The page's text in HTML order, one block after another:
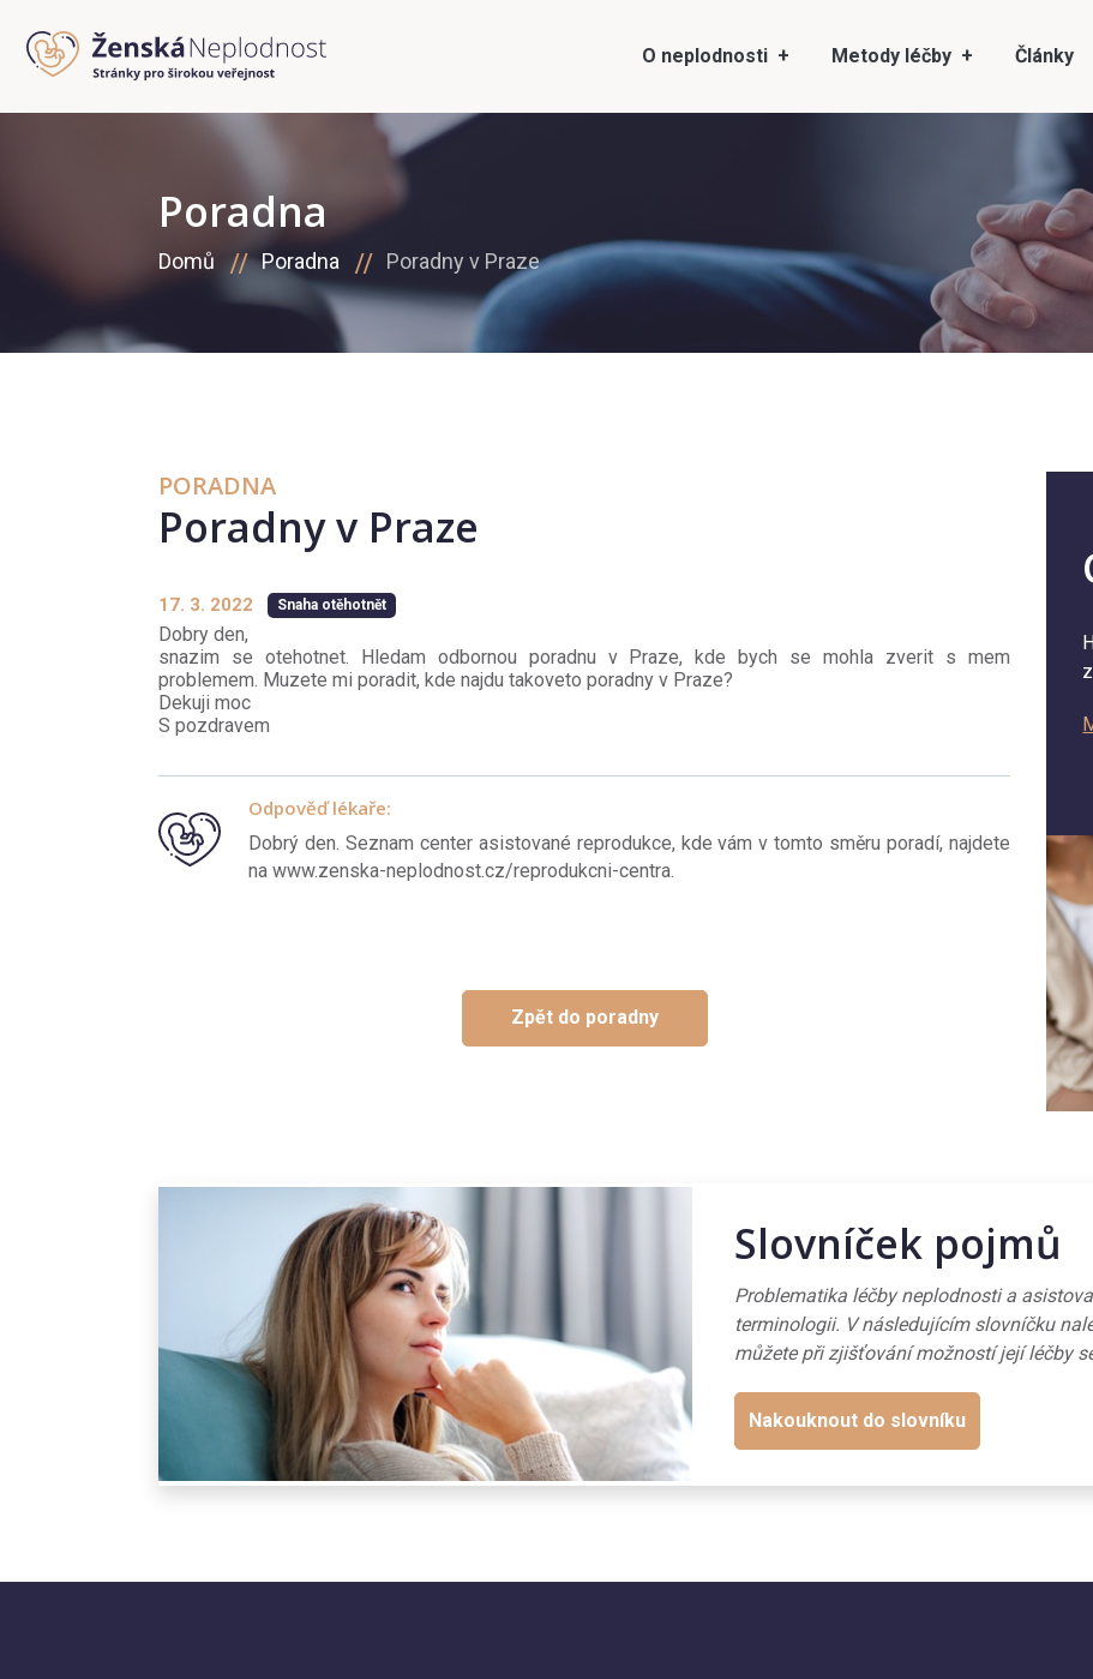
O neplodnosti Metody léčby Články
Poradna
Domů Poradna Poradny v Praze
PORADNA
Poradny v Praze
17. 3. 2022 Snaha otěhotnět
Dobry den,
snazim se otehotnet. Hledam odbornou poradnu v Praze, kde bych se mohla zverit s mem
problemem. Muzete mi poradit, kde najdu takoveto poradny v Praze?
Dekuji moc
S pozdravem
Odpověď lékaře:
Dobrý den. Seznam center asistované reprodukce, kde vám v tomto směru poradí, najdete
na www.zenska-neplodnost.cz/reprodukcni-centra.
Zpět do poradny
Slovníček pojmů
Problematika léčby neplodnosti a
terminologii. V následujícím slovníčku
můžete při zjišťování možností její léčby
Nakouknout do slovníku